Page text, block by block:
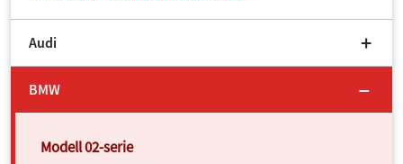
Audi
BMW